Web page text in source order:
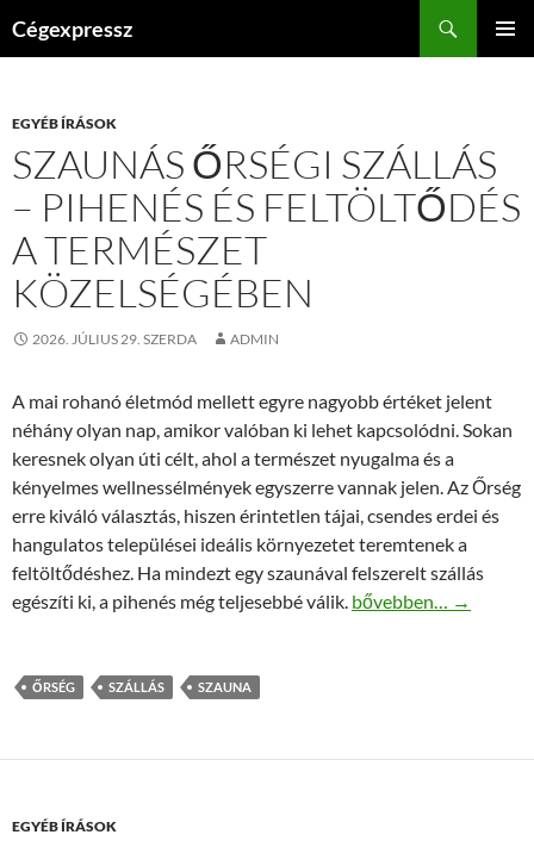
Cégexpressz
EGYÉB ÍRÁSOK
SZAUNÁS ŐRSÉGI SZÁLLÁS
– PIHENÉS ÉS FELTÖLTŐDÉS
A TERMÉSZET
KÖZELSÉGÉBEN
2026. JÚLIUS 29. SZERDA ADMIN
A mai rohanó életmód mellett egyre nagyobb értéket jelent
néhány olyan nap, amikor valóban ki lehet kapcsolódni. Sokan
keresnek olyan úti célt, ahol a természet nyugalma és a
kényelmes wellnessélmények egyszerre vannak jelen. Az Őrség
erre kiváló választás, hiszen érintetlen tájai, csendes erdei és
hangulatos települései ideális környezetet teremtenek a
feltöltődéshez. Ha mindezt egy szaunával felszerelt szállás
egészíti ki, a pihenés még teljesebbé válik. Szaunás őrségi
bővebben… →
ŐRSÉG SZÁLLÁS SZAUNA
EGYÉB ÍRÁSOK